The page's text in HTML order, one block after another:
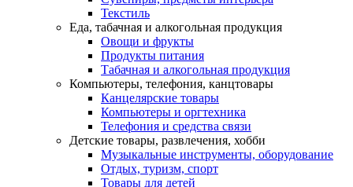
Текстиль
Еда, табачная и алкогольная продукция
Овощи и фрукты
Продукты питания
Табачная и алкогольная продукция
Компьютеры, телефония, канцтовары
Канцелярские товары
Компьютеры и оргтехника
Телефония и средства связи
Детские товары, развлечения, хобби
Музыкальные инструменты, оборудование
Отдых, туризм, спорт
Товары для детей